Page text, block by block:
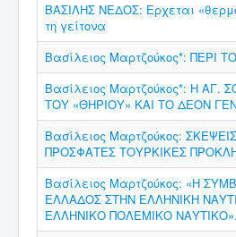
ΒΑΣΙΛΗΣ ΝΕΔΟΣ: Ερχεται
τη γείτονα
Βασίλειος Μαρτζούκος*: ΠΕΡΙ
Βασίλειος Μαρτζούκος*: Η ΑΓ.
ΤΟΥ «ΘΗΡΙΟΥ» ΚΑΙ ΤΟ ΔΕΟΝ
Βασίλειος Μαρτζούκος:
ΠΡΟΣΦΑΤΕΣ ΤΟΥΡΚΙΚΕΣ
Βασίλειος Μαρτζούκος: «Η
ΕΛΛΑΔΟΣ ΣΤΗΝ ΕΛΛΗΝΙΚΗ
ΕΛΛΗΝΙΚΟ ΠΟΛΕΜΙΚΟ ΝΑΥΤΙΚΟ».